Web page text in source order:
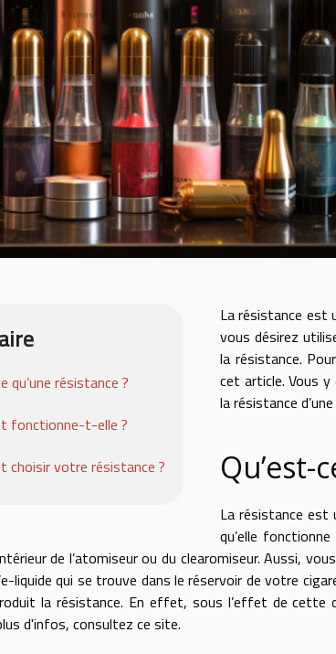
qu’une résistance ?
fonctionne-t-elle ?
choisir votre résistance ?
La résistance est
vous désirez
la résistance.
cet article. Vous
la résistance
Qu’est-
La résistance est
qu’elle
de l’atomiseur ou du clearomiseur. Aussi,
liquide qui se trouve dans le réservoir de votre
la résistance. En effet, sous l’effet de cette
d'infos, consultez ce site.